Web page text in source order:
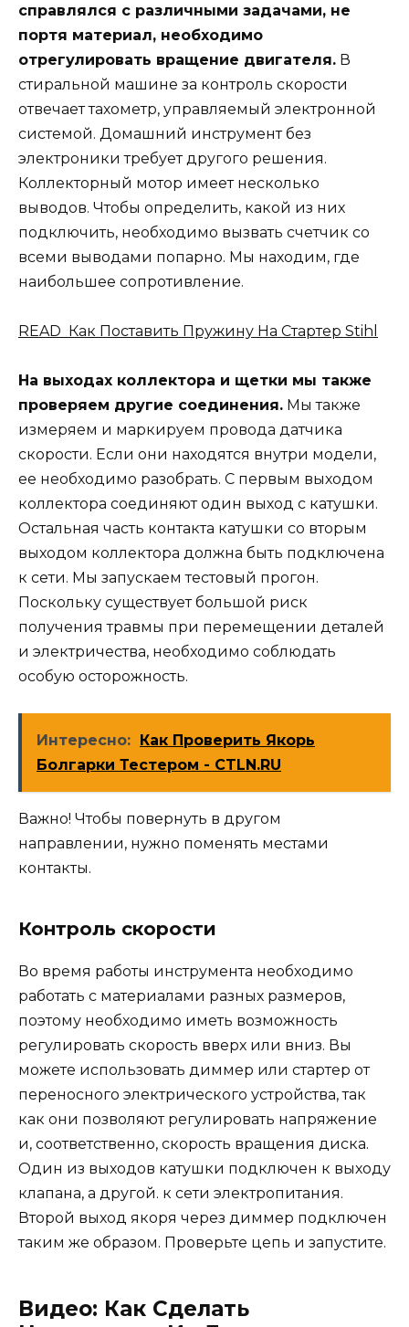
справлялся с различными задачами, не
портя материал, необходимо
отрегулировать вращение двигателя. В
стиральной машине за контроль скорости
отвечает тахометр, управляемый электронной
системой. Домашний инструмент без
электроники требует другого решения.
Коллекторный мотор имеет несколько
выводов. Чтобы определить, какой из них
подключить, необходимо вызвать счетчик со
всеми выводами попарно. Мы находим, где
наибольшее сопротивление.
READ Как Поставить Пружину На Стартер Stihl
На выходах коллектора и щетки мы также
проверяем другие соединения. Мы также
измеряем и маркируем провода датчика
скорости. Если они находятся внутри модели,
ее необходимо разобрать. С первым выходом
коллектора соединяют один выход с катушки.
Остальная часть контакта катушки со вторым
выходом коллектора должна быть подключена
к сети. Мы запускаем тестовый прогон.
Поскольку существует большой риск
получения травмы при перемещении деталей
и электричества, необходимо соблюдать
особую осторожность.
Интересно:
Как Проверить Якорь
Болгарки Тестером - CTLN.RU
Важно! Чтобы повернуть в другом
направлении, нужно поменять местами
контакты.
Контроль скорости
Во время работы инструмента необходимо
работать с материалами разных размеров,
поэтому необходимо иметь возможность
регулировать скорость вверх или вниз. Вы
можете использовать диммер или стартер от
переносного электрического устройства, так
как они позволяют регулировать напряжение
и, соответственно, скорость вращения диска.
Один из выходов катушки подключен к выходу
клапана, а другой. к сети электропитания.
Второй выход якоря через диммер подключен
таким же образом. Проверьте цепь и запустите.
Видео: Как Сделать